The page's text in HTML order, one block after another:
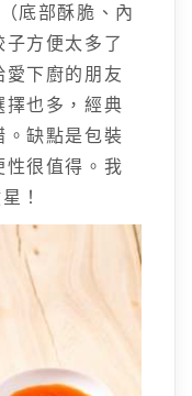
底部酥脆、內
方便太多了
愛下廚的朋友
擇也多，經典
。缺點是包裝
性很值得。我
！